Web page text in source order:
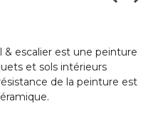
escalier est une peinture
et sols intérieurs
de la peinture est